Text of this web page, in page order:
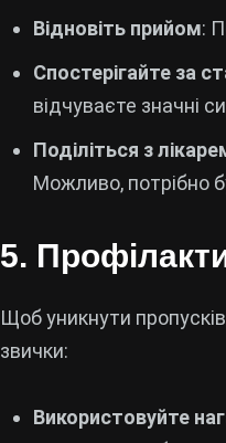
Відновіть прийом:
Спостерігайте за
відчуваєте значні
Поділіться з
Можливо, потрібно
5.
Щоб уникнути
звички:
Використовуйте